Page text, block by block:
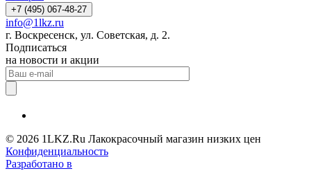
+7 (495) 067-48-27
info@1lkz.ru
г. Воскресенск, ул. Советская, д. 2.
Подписаться
на новости и акции
© 2026 1LKZ.Ru Лакокрасочный магазин низких цен
Конфиденциальность
Разработано в